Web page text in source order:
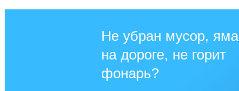
Не убран мусор, яма
на дороге, не горит
фонарь?